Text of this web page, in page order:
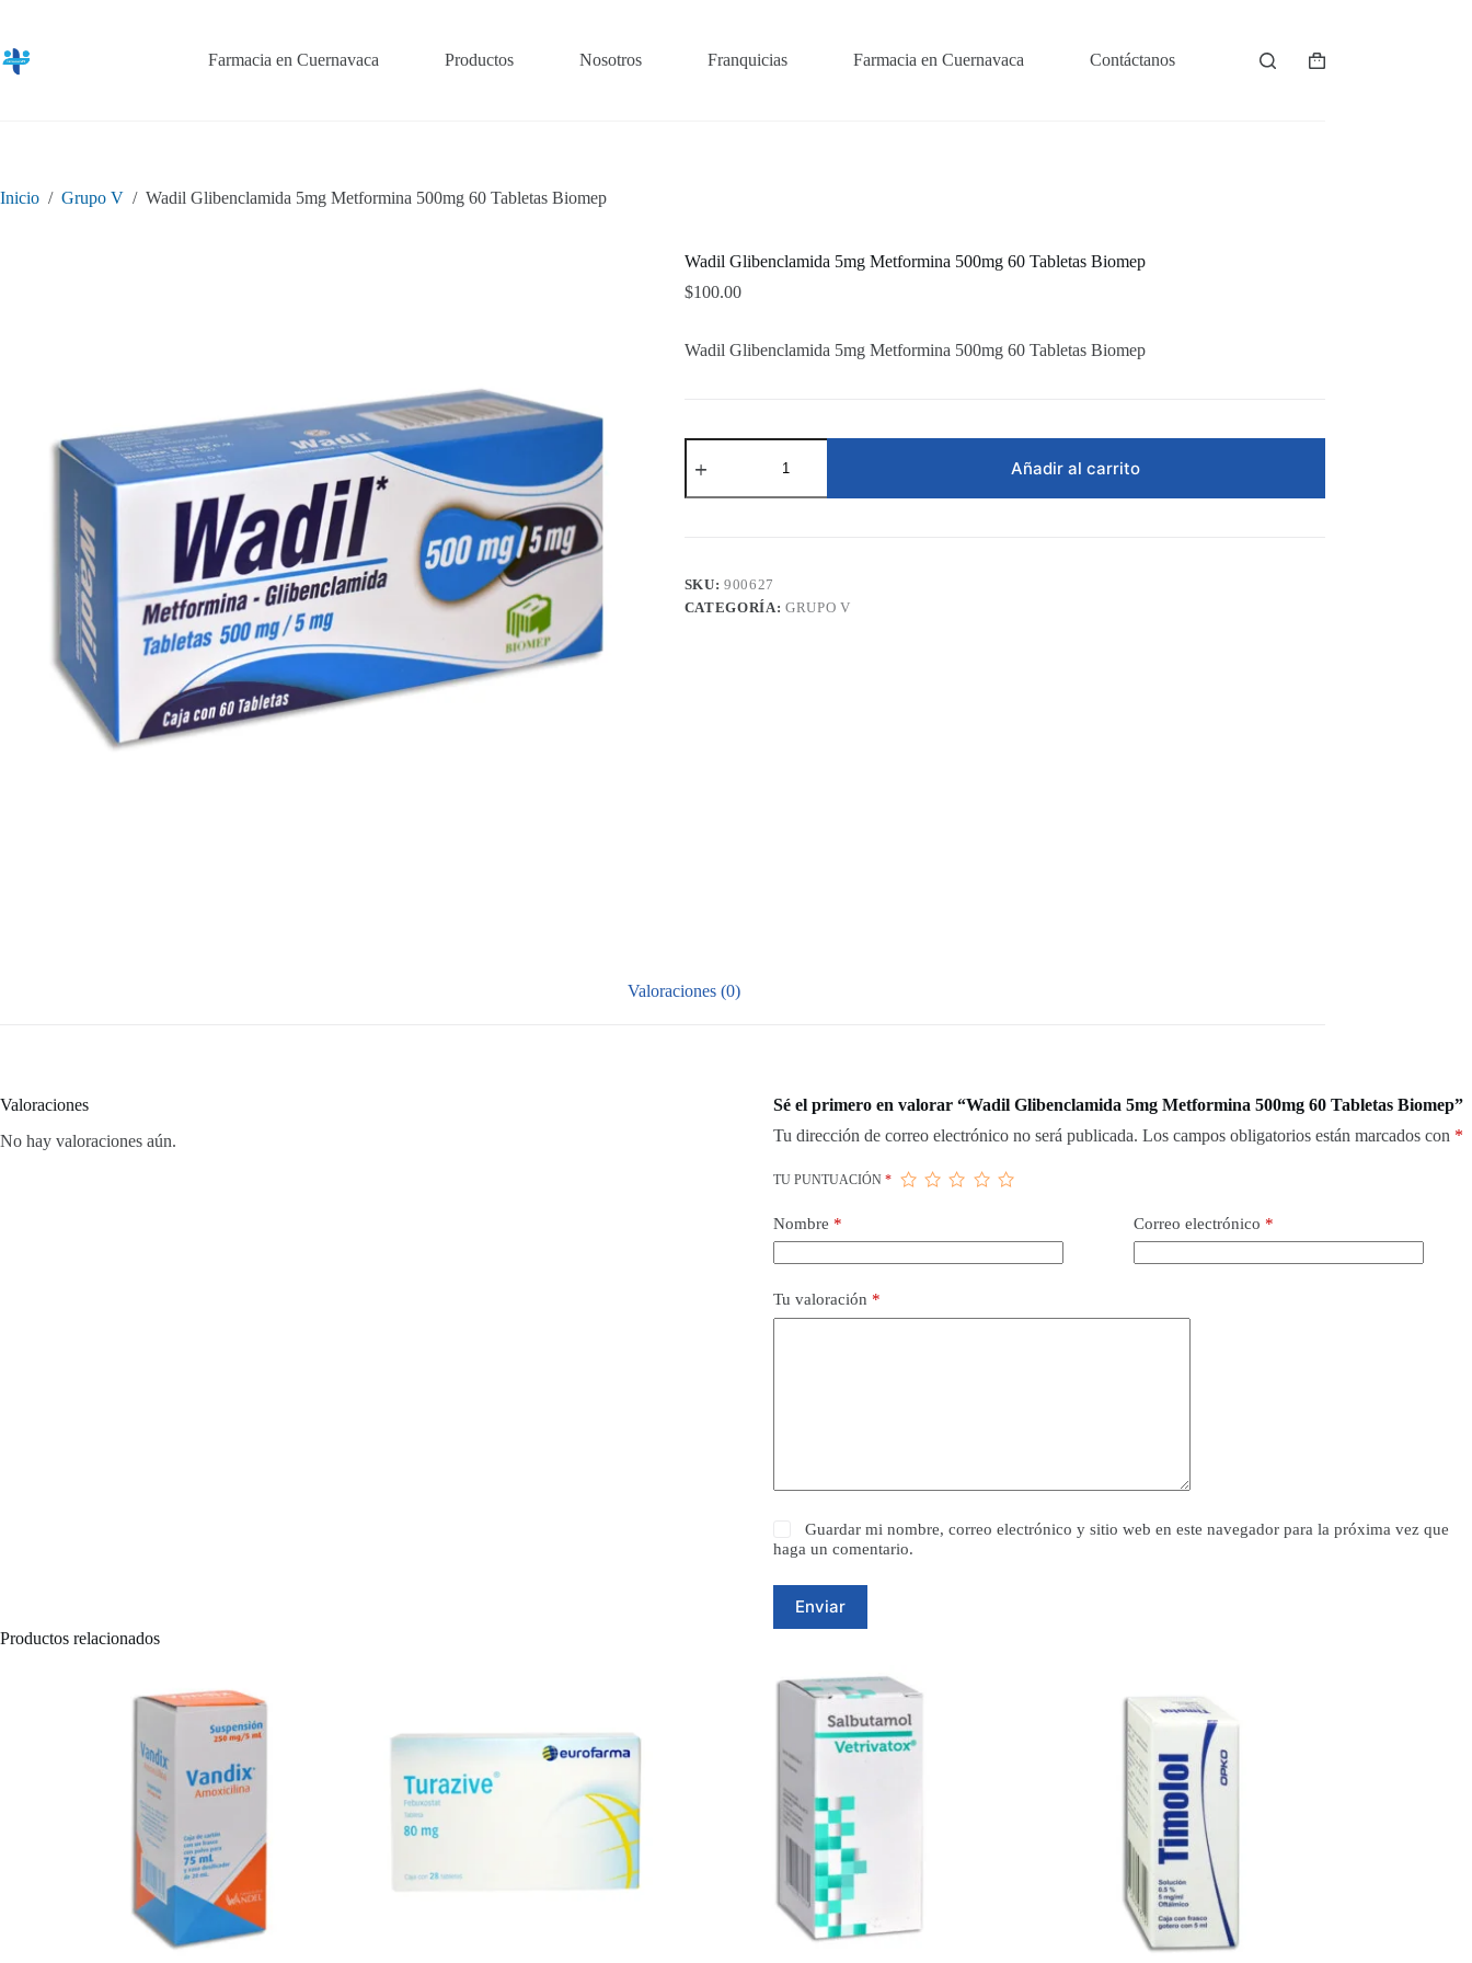
contenido
Farmacia en Cuernavaca Productos Nosotros Franquicias Farmacia en Cuernavaca Contáctanos
Shopping
Inicio / Grupo V / Wadil Glibenclamida 5mg Metformina 500mg 60 Tabletas Biomep
Wadil Glibenclamida 5mg Metformina 500mg 60 Tabletas Biomep
$100.00
Wadil Glibenclamida 5mg Metformina 500mg 60 Tabletas Biomep
Wadil
Glibenclamida
Metformina
Biomep
cantidad
Añadir al carrito
SKU:900627
CATEGORÍA: GRUPO V
Valoraciones (0)
Valoraciones
No hay valoraciones aún.
Sé el primero en valorar “Wadil Glibenclamida 5mg Metformina 500mg 60 Tabletas Biomep”
Tu dirección de correo electrónico no será publicada. Los campos obligatorios están marcados con *
TU PUNTUACIÓN *
Nombre * Correo electrónico *
Tu valoración *
Guardar mi nombre, correo electrónico y sitio web en este navegador para la próxima vez que
haga un comentario.
Enviar
Productos relacionados